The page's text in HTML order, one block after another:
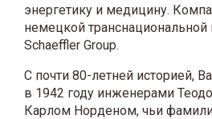
энергетику и медицину.
немецкой транснациональной
Schaeffler Group.
С почти 80-летней историей,
в 1942 году инженерами
Карлом Норденом, чьи